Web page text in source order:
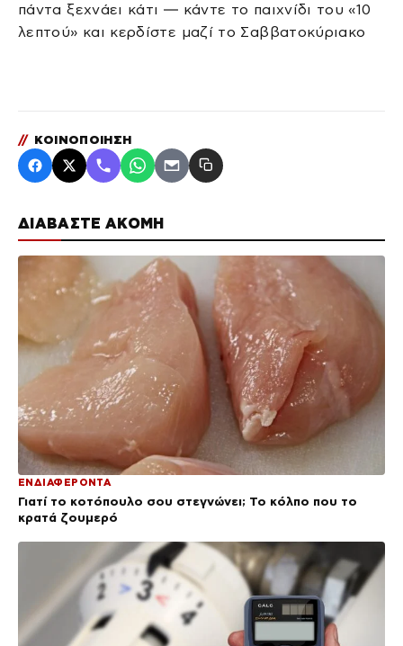
ΔΙΑΒΑΣΤΕ ΑΚΟΜΗ
ΕΝΔΙΑΦΕΡΟΝΤΑ
Γιατί το κοτόπουλο σου στεγνώνει; Το κόλπο που το
κρατά ζουμερό
πάντα ξεχνάει κάτι — κάντε το παιχνίδι του «10
λεπτού» και κερδίστε μαζί το Σαββατοκύριακο
// ΚΟΙΝΟΠΟΙΗΣΗ